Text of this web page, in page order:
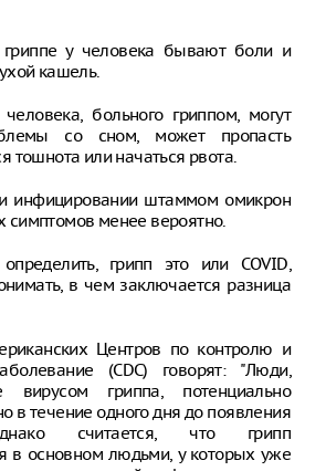
гриппе у человека бывают боли и
кашель.
больного гриппом, могут
со сном, может пропасть
тошнота или начаться рвота.
инфицировании штаммом омикрон
симптомов менее вероятно.
грипп это или COVID,
в чем заключается разница
Центров по контролю и
(CDC) говорят: "Люди,
вирусом гриппа, потенциально
в течение одного дня до появления
считается, что грипп
в основном людьми, у которых уже